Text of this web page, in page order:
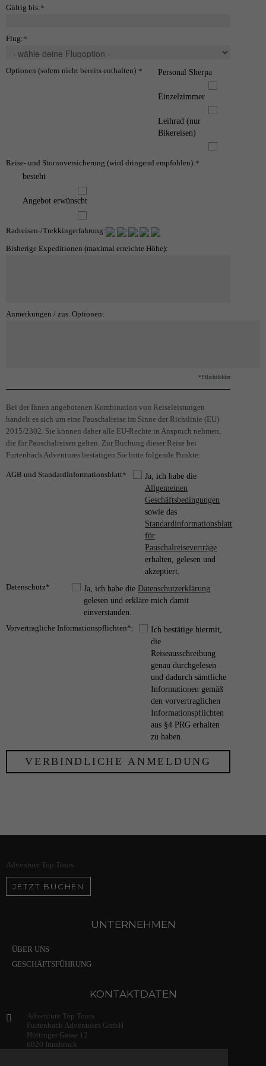
Gültig bis:*
Flug:*
Optionen (sofern nicht bereits enthalten):* Personal Sherpa
Einzelzimmer
Leihrad (nur
Bikereisen)
Reise- und Stornoversicherung (wird dringend empfohlen):*
besteht
Angebot erwünscht
Radreisen-/Trekkingerfahrung:
Bisherige Expeditionen (maximal erreichte Höhe):
Anmerkungen / zus. Optionen:
*Pflichtfelder
Bei der Ihnen angebotenen Kombination von Reiseleistungen
handelt es sich um eine Pauschalreise im Sinne der Richtlinie (EU)
2015/2302. Sie können daher alle EU-Rechte in Anspruch nehmen,
die für Pauschalreisen gelten. Zur Buchung dieser Reise bei
Furtenbach Adventures bestätigen Sie bitte folgende Punkte:
AGB und Standardinformationsblatt*
Ja, ich habe die
Allgemeinen
Geschäftsbedingungen
sowie das
Standardinformationsblatt
für
Pauschalreiseverträge
erhalten, gelesen und
akzeptiert.
Datenschutz*
Ja, ich habe die Datenschutzerklärung
gelesen und erkläre mich damit
einverstanden.
Vorvertragliche Informationspflichten*:
Ich bestätige hiermit,
die
Reiseausschreibung
genau durchgelesen
und dadurch sämtliche
Informationen gemäß
den vorvertraglichen
Informationspflichten
aus §4 PRG erhalten
zu haben.
Adventure Top Tours
JETZT BUCHEN
UNTERNEHMEN
ÜBER UNS
GESCHÄFTSFÜHRUNG
KONTAKTDATEN
Adventure Top Tours
Furtenbach Adventures GmbH
Höttinger Gasse 12
6020 Innsbruck